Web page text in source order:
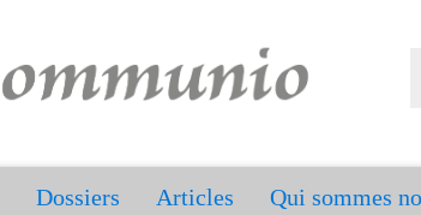
Dossiers Articles Qui sommes